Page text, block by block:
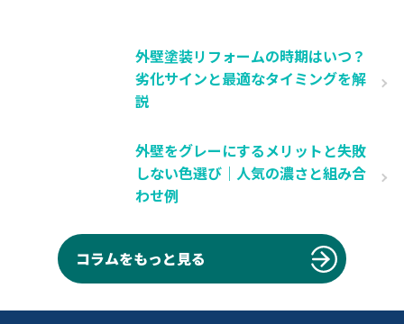
外壁塗装リフォームの時期はいつ？
劣化サインと最適なタイミングを解
説
外壁をグレーにするメリットと失敗
しない色選び｜人気の濃さと組み合
わせ例
コラムをもっと見る